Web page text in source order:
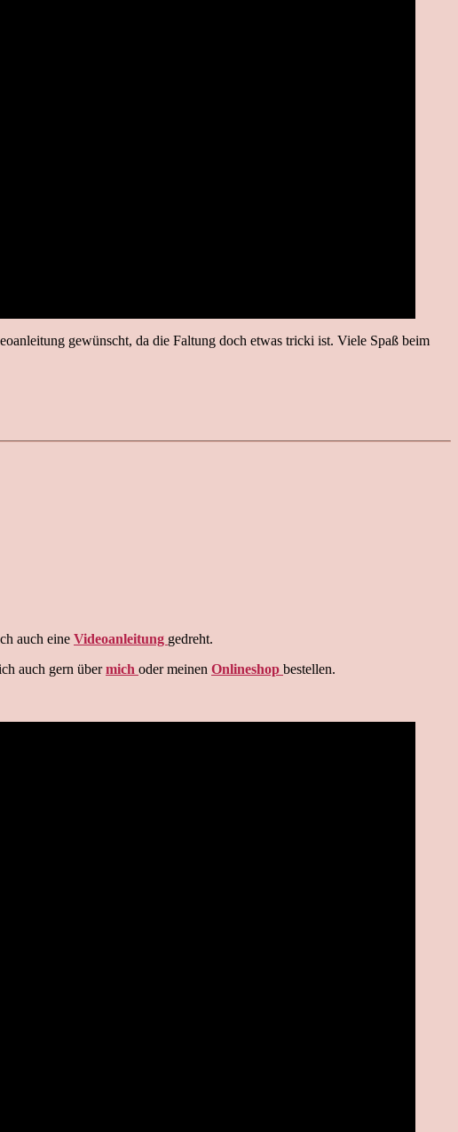
gewünscht, da die Faltung doch etwas tricki ist. Viele Spaß beim
auch eine Videoanleitung gedreht.
auch gern übermich oder meinen Onlineshop bestellen.